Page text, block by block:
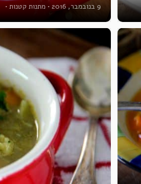
9 בנובמבר, 2016 • מתנות קטנות •